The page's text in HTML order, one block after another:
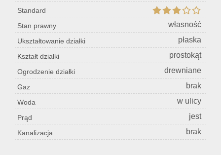
Standard
Stan prawny
własność
Ukształtowanie działki płaska
Kształt działki prostokąt
Ogrodzenie działki drewniane
Gaz brak
Woda w ulicy
Prąd jest
Kanalizacja brak